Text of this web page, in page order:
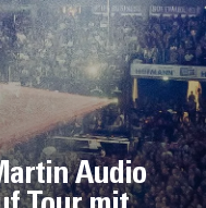
Audio